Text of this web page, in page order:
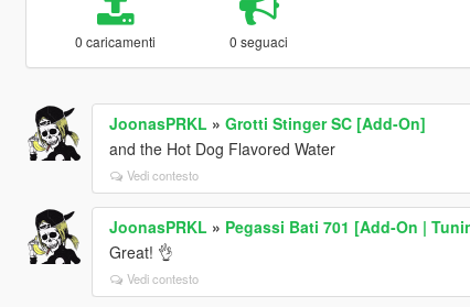
0 caricamenti 0 seguaci
JoonasPRKL » Grotti Stinger SC [Add-On]
and the Hot Dog Flavored Water
Vedi contesto
JoonasPRKL » Pegassi Bati 701 [Add-On |
Great! 👌
Vedi contesto